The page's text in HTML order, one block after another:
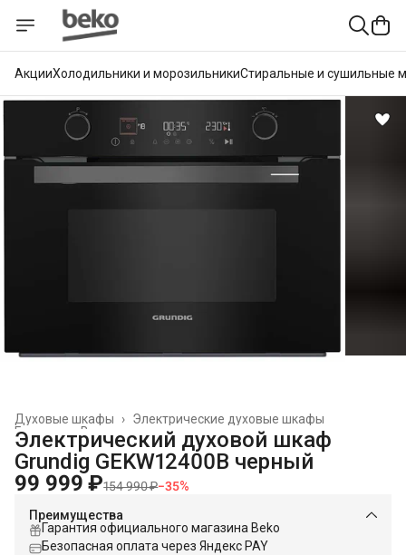
АкцииХолодильники и морозильникиСтиральные и сушильные
Электрические духовые шкафы
Духовые шкафы
›
Встраиваемая техника
Главная
Электрический духовой шкаф
Grundig GEKW12400B черный
99 999 ₽154 990 ₽−35%
Преимущества
Гарантия официального магазина Beko
Безопасная оплата через Яндекс PAY